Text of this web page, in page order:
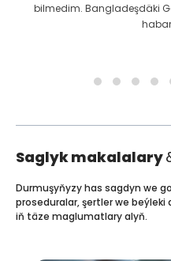
bilmedim. Bangladeşdäki
Saglyk makalalary
Durmuşyňyzy has sagdyn we
proseduralar, şertler we
iň täze maglumatlary alyň.